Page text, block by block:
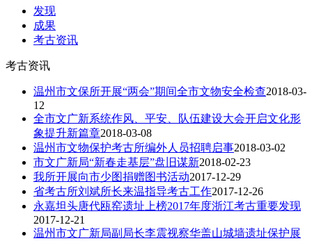
发现
成果
考古资讯
考古资讯
温州市文保所开展“两会”期间全市文物安全检查2018-03-
12
全市文广新系统作风、平安、队伍建设大会开启文化形
象提升新篇章2018-03-08
温州市文物保护考古所编外人员招聘启事2018-03-02
市文广新局“新春走基层”盘旧谋新2018-02-23
我所开展向市少图捐赠图书活动2017-12-29
省考古所刘斌所长来温指导考古工作2017-12-26
永嘉坦头唐代瓯窑遗址上榜2017年度浙江考古重要发现
2017-12-21
温州市文广新局副局长李震视察华盖山城墙遗址保护展